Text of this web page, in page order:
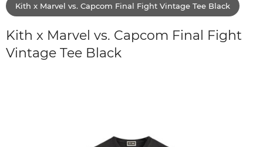
Kith x Marvel vs. Capcom Final Fight Vintage Tee Black
Kith x Marvel vs. Capcom Final Fight
Vintage Tee Black